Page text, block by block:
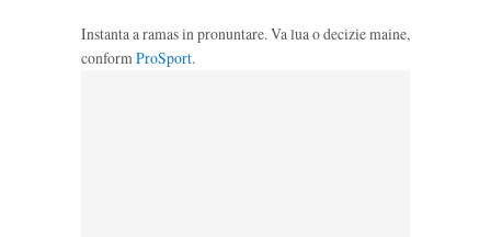
Instanta a ramas in pronuntare. Va lua o decizie maine,
conformProSport.